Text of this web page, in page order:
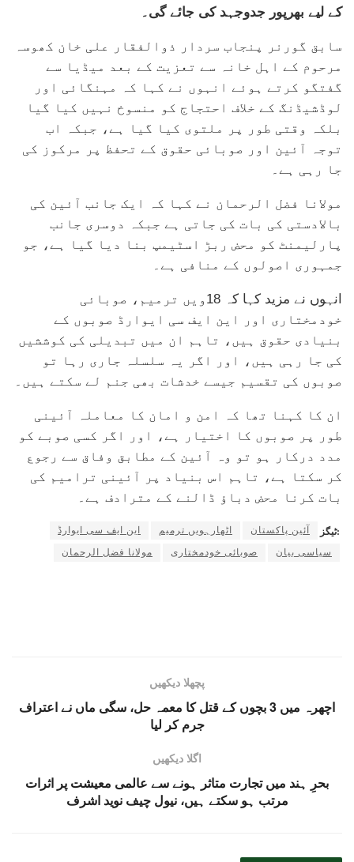
کے لیے بھرپور جدوجہد کی جائے گی۔
سابق گورنر پنجاب سردار ذوالفقار علی خان کھوسہ
مرحوم کے اہل خانہ سے تعزیت کے بعد میڈیا سے
گفتگو کرتے ہوئے انہوں نے کہا کہ مہنگائی اور
لوڈشیڈنگ کے خلاف احتجاج کو منسوخ نہیں کیا گیا
بلکہ وقتی طور پر ملتوی کیا گیا ہے، جبکہ اب
توجہ آئین اور صوبائی حقوق کے تحفظ پر مرکوز کی
جا رہی ہے۔
مولانا فضل الرحمان نے کہا کہ ایک جانب آئین کی
بالادستی کی بات کی جاتی ہے جبکہ دوسری جانب
پارلیمنٹ کو محض ربڑ اسٹیمپ بنا دیا گیا ہے، جو
جمہوری اصولوں کے منافی ہے۔
انہوں نے مزید کہا کہ 18ویں ترمیم، صوبائی
خودمختاری اور این ایف سی ایوارڈ صوبوں کے
بنیادی حقوق ہیں، تاہم ان میں تبدیلی کی کوششیں
کی جا رہی ہیں، اور اگر یہ سلسلہ جاری رہا تو
صوبوں کی تقسیم جیسے خدشات بھی جنم لے سکتے ہیں۔
ان کا کہنا تھا کہ امن و امان کا معاملہ آئینی
طور پر صوبوں کا اختیار ہے، اور اگر کسی صوبے کو
مدد درکار ہو تو وہ آئین کے مطابق وفاق سے رجوع
کر سکتا ہے، تاہم اس بنیاد پر آئینی ترامیم کی
بات کرنا محض دباؤ ڈالنے کے مترادف ہے۔
ٹیگز: آئین پاکستان اٹھارہویں ترمیم
این ایف سی ایوارڈ
سیاسی بیان
صوبائی خودمختاری مولانا فضل الرحمان
پچھلا دیکھیں
اچھرہ میں 3 بچوں کے قتل کا معمہ حل، سگی ماں نے اعتراف
جرم کر لیا
اگلا دیکھیں
بحرِ ہند میں تجارت متاثر ہونے سے عالمی معیشت پر اثرات
مرتب ہو سکتے ہیں، نیول چیف نوید اشرف